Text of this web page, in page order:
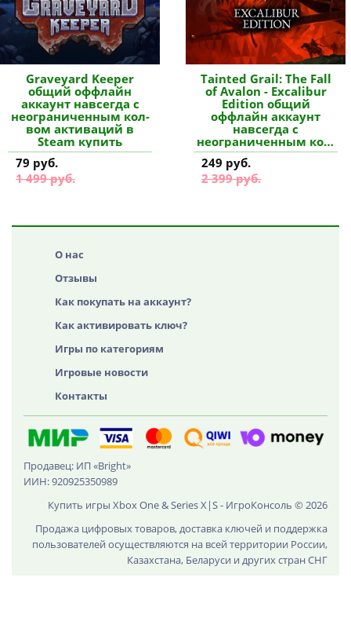
Graveyard Keeper
общий оффлайн
аккаунт навсегда с
неограниченным кол-
вом активаций в
Steam купить
79 руб.
1 499 руб.
Tainted Grail: The Fall
of Avalon - Excalibur
Edition общий
оффлайн аккаунт
навсегда с
неограниченным кол-
вом активаций в
Steam купить
249 руб.
2 399 руб.
О нас
Отзывы
Как покупать на аккаунт?
Как активировать ключ?
Игры по категориям
Игровые новости
Контакты
Продавец: ИП «Bright»
ИИН: 920925350989
Купить игры Xbox One & Series X|S - ИгроКонсоль © 2026
Продажа цифровых товаров, доставка ключей и поддержка
пользователей осуществляются на всей территории России,
Казахстана, Беларуси и других стран СНГ